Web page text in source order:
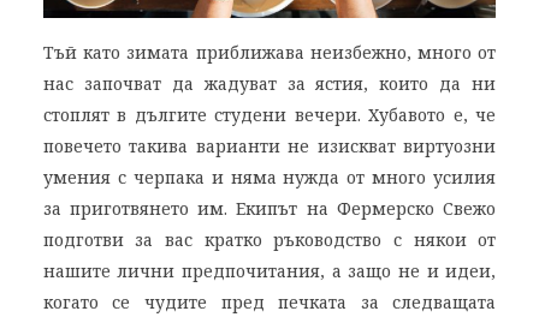
Тъй като зимата приближава неизбежно, много от
нас започват да жадуват за ястия, които да ни
стоплят в дългите студени вечери. Хубавото е, че
повечето такива варианти не изискват виртуозни
умения с черпака и няма нужда от много усилия
за приготвянето им. Екипът на Фермерско Свежо
подготви за вас кратко ръководство с някои от
нашите лични предпочитания, а защо не и идеи,
когато се чудите пред печката за следващата